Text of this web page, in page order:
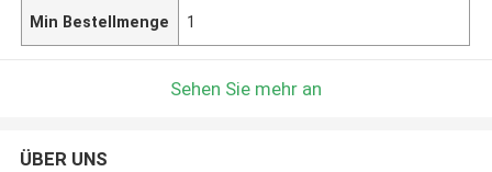
Min Bestellmenge 1
Sehen Sie mehr an
ÜBER UNS